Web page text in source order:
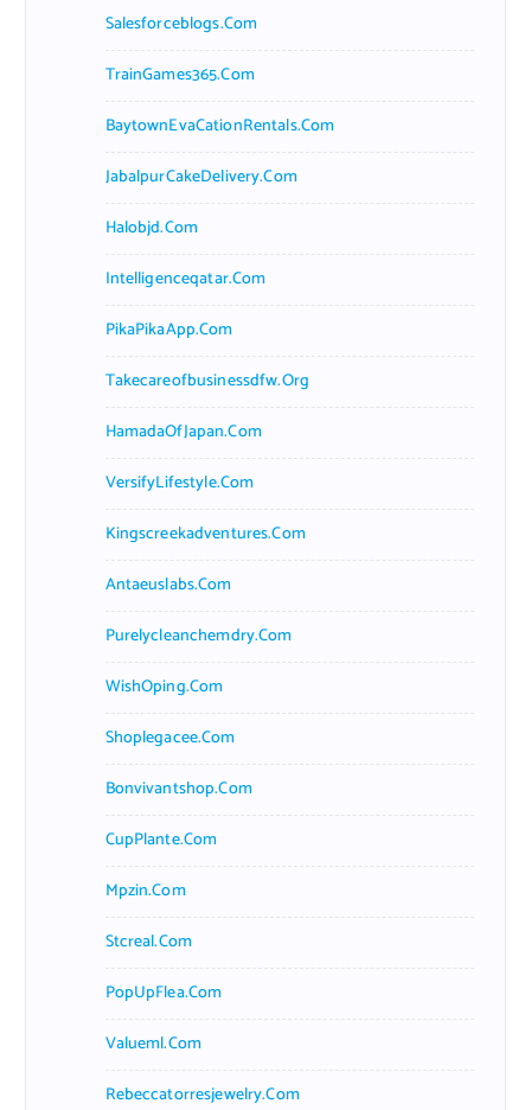
Salesforceblogs.com
TrainGames365.com
BaytownEvaCationRentals.com
JabalpurCakeDelivery.com
Halobjd.com
Intelligenceqatar.com
PikaPikaApp.com
Takecareofbusinessdfw.org
HamadaOfJapan.com
VersifyLifestyle.com
Kingscreekadventures.com
Antaeuslabs.com
Purelycleanchemdry.com
WishOping.com
Shoplegacee.com
Bonvivantshop.com
CupPlante.com
Mpzin.com
Stcreal.com
PopUpFlea.com
Valueml.com
Rebeccatorresjewelry.com